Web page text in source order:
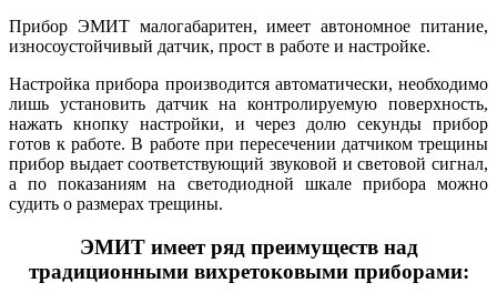
Прибор ЭМИТ малогабаритен, имеет автономное питание,
износоустойчивый датчик, прост в работе и настройке.
Настройка прибора производится автоматически, необходимо
лишь установить датчик на контролируемую поверхность,
нажать кнопку настройки, и через долю секунды прибор
готов к работе. В работе при пересечении датчиком трещины
прибор выдает соответствующий звуковой и световой сигнал,
а по показаниям на светодиодной шкале прибора можно
судить о размерах трещины.
ЭМИТ имеет ряд преимуществ над
традиционными вихретоковыми приборами: